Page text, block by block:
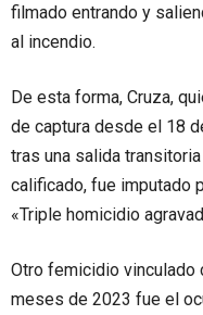
filmado entrando y
al incendio.
De esta forma, Cruza,
de captura desde el 18
tras una salida
calificado, fue imputado
«Triple homicidio
Otro femicidio
meses de 2023 fue el